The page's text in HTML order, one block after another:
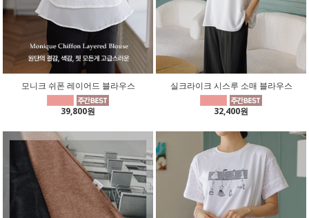
모니크 쉬폰 레이어드 블라우스
39,800원
실크라이크 시스루 소매 블라우스
32,400원